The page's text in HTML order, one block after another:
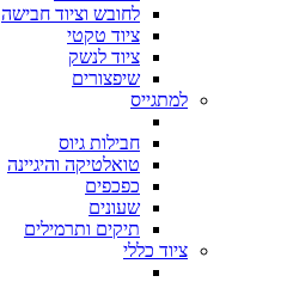
לחובש וציוד חבישה
ציוד טקטי
ציוד לנשק
שיפצורים
למתגייס
חבילות גיוס
טואלטיקה והיגיינה
כפכפים
שעונים
תיקים ותרמילים
ציוד כללי